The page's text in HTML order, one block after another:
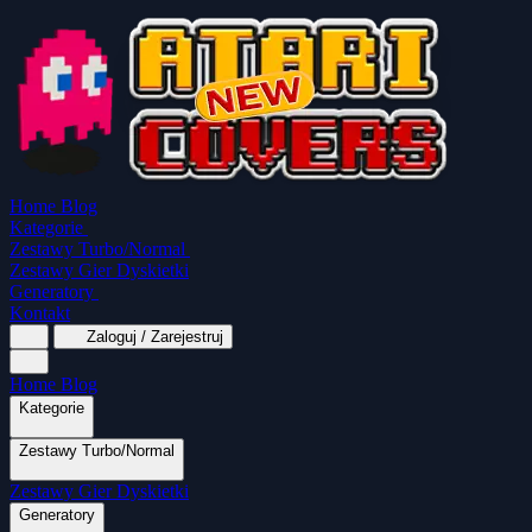
Home Blog
Kategorie
Zestawy Turbo/Normal
Zestawy Gier Dyskietki
Generatory
Kontakt
Zaloguj / Zarejestruj
Home Blog
Kategorie
Wszystkie kategorie
Zestawy Turbo/Normal
MapaSoft Turbo ROM SparkTurbo 2000
Mina Grubcio Normal
Zestawy Gier Dyskietki
Generatory